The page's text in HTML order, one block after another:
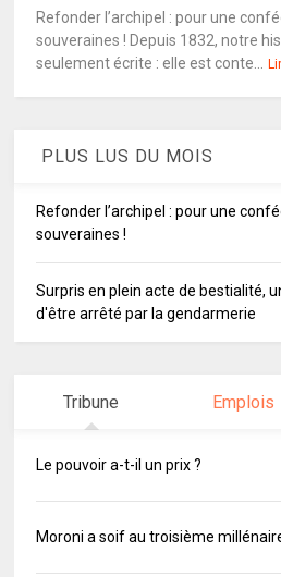
Refonder l’archipel : pour une
souveraines ! Depuis 1832, notre
seulement écrite : elle est conte...
PLUS LUS DU MOIS
Refonder l’archipel : pour une
souveraines !
Surpris en plein acte de bestialité,
d'être arrêté par la gendarmerie
Tribune Emplois
Le pouvoir a-t-il un prix ?
Moroni a soif au troisième